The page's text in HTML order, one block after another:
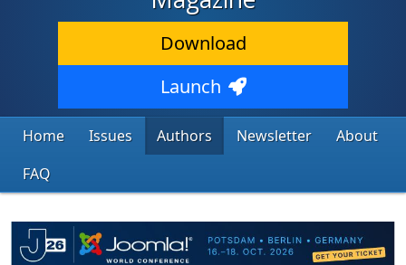
Download
Launch
Home Issues Authors Newsletter
About
FAQ